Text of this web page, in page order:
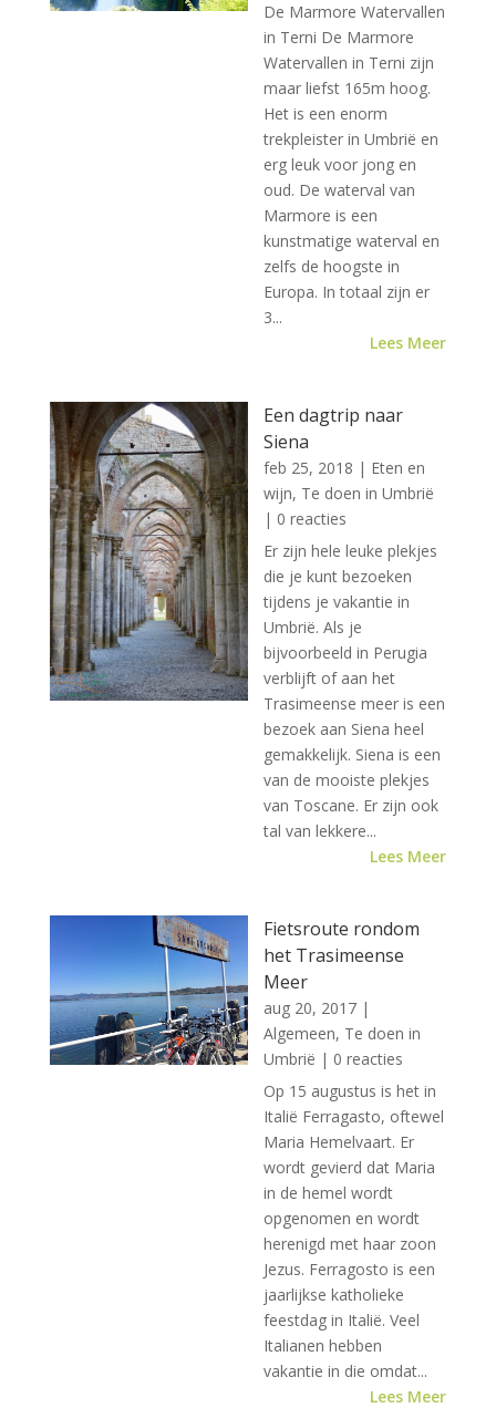
De Marmore Watervallen
in Terni De Marmore
Watervallen in Terni zijn
maar liefst 165m hoog.
Het is een enorm
trekpleister in Umbrië en
erg leuk voor jong en
oud. De waterval van
Marmore is een
kunstmatige waterval en
zelfs de hoogste in
Europa. In totaal zijn er
3...
Lees Meer
Een dagtrip naar
Siena
feb 25, 2018 | Eten en
wijn, Te doen in Umbrië
| 0 reacties
Er zijn hele leuke plekjes
die je kunt bezoeken
tijdens je vakantie in
Umbrië. Als je
bijvoorbeeld in Perugia
verblijft of aan het
Trasimeense meer is een
bezoek aan Siena heel
gemakkelijk. Siena is een
van de mooiste plekjes
van Toscane. Er zijn ook
tal van lekkere...
Lees Meer
Fietsroute rondom
het Trasimeense
Meer
aug 20, 2017 |
Algemeen, Te doen in
Umbrië | 0 reacties
Op 15 augustus is het in
Italië Ferragasto, oftewel
Maria Hemelvaart. Er
wordt gevierd dat Maria
in de hemel wordt
opgenomen en wordt
herenigd met haar zoon
Jezus. Ferragosto is een
jaarlijkse katholieke
feestdag in Italië. Veel
Italianen hebben
vakantie in die omdat...
Lees Meer